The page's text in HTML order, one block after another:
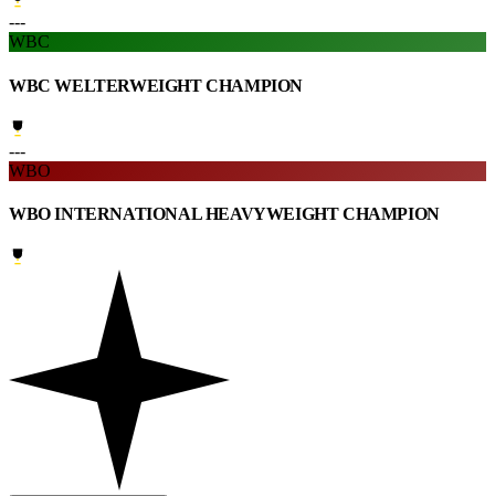
---
WBC
WBC WELTERWEIGHT CHAMPION
---
WBO
WBO INTERNATIONAL HEAVYWEIGHT CHAMPION